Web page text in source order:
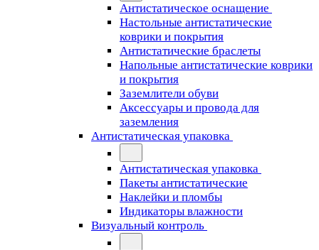
Антистатическое оснащение
Настольные антистатические
коврики и покрытия
Антистатические браслеты
Напольные антистатические коврики
и покрытия
Заземлители обуви
Аксессуары и провода для
заземления
Антистатическая упаковка
Антистатическая упаковка
Пакеты антистатические
Наклейки и пломбы
Индикаторы влажности
Визуальный контроль